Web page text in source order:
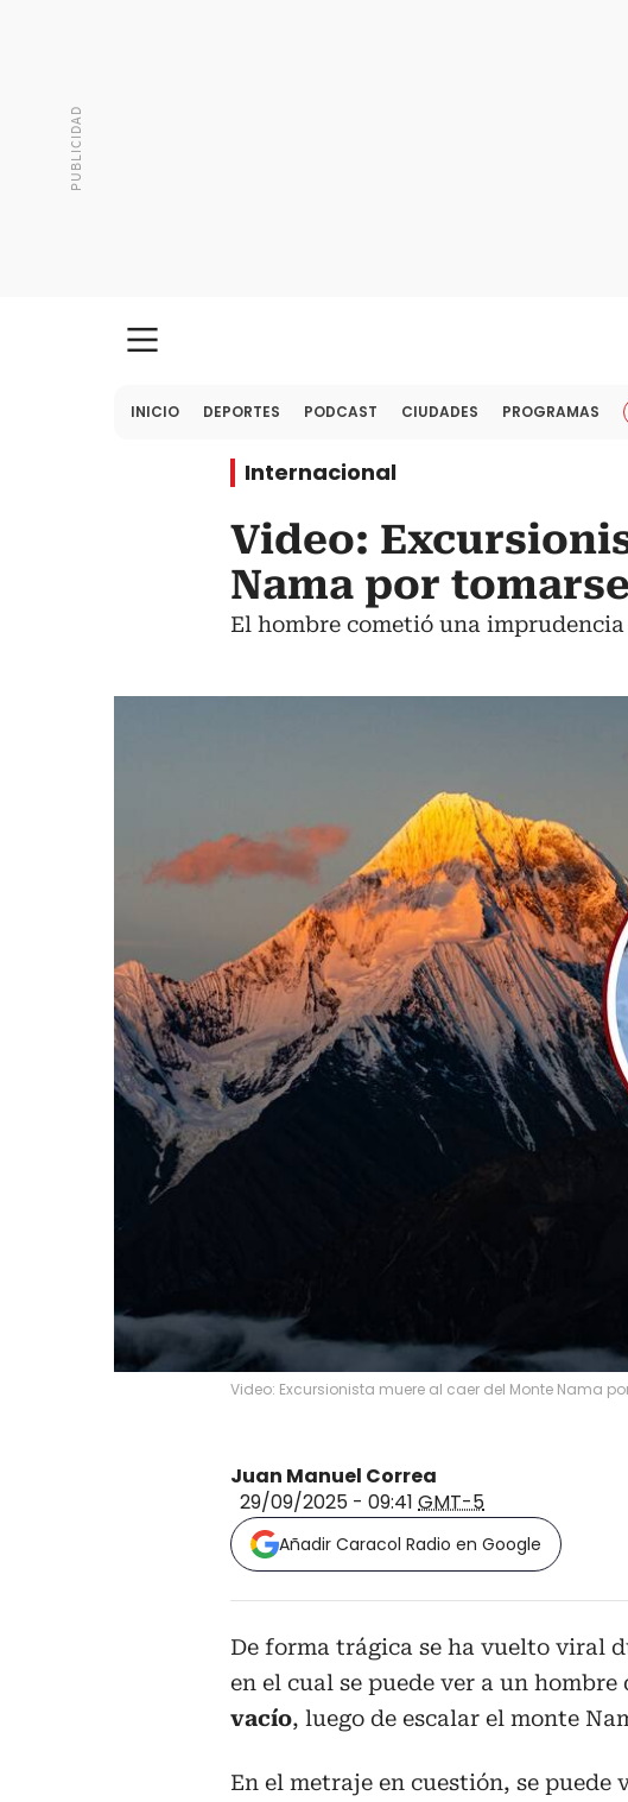
INICIO DEPORTES PODCAST CIUDADES PROGRAMAS
Internacional
Video:
Nama por
El hombre cometió una
Video: Excursionista muere al caer del Monte Nama
Juan Manuel Correa
29/09/2025 - 09:41 GMT-5
Añadir Caracol Radio en Google
De forma trágica se ha vuelto viral
en el cual se puede ver a un hombre
vacío, luego de escalar el monte
En el metraje en cuestión, se puede